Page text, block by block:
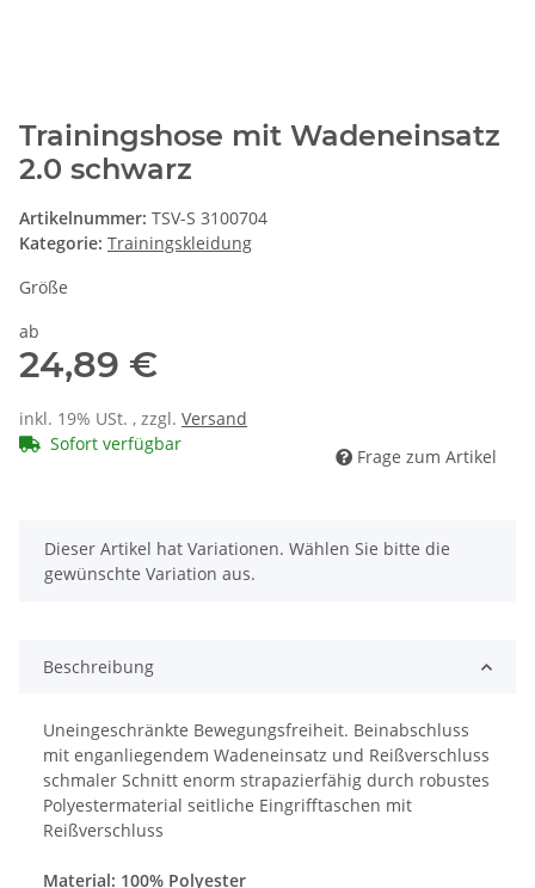
Trainingshose mit Wadeneinsatz
2.0 schwarz
Artikelnummer: TSV-S 3100704
Kategorie: Trainingskleidung
Größe
ab
24,89 €
inkl. 19% USt. , zzgl. Versand
Sofort verfügbar
Frage zum Artikel
x
Dieser Artikel hat Variationen. Wählen Sie bitte die
gewünschte Variation aus.
Beschreibung
Uneingeschränkte Bewegungsfreiheit. Beinabschluss
mit enganliegendem Wadeneinsatz und Reißverschluss
schmaler Schnitt enorm strapazierfähig durch robustes
Polyestermaterial seitliche Eingrifftaschen mit
Reißverschluss
Material: 100% Polyester